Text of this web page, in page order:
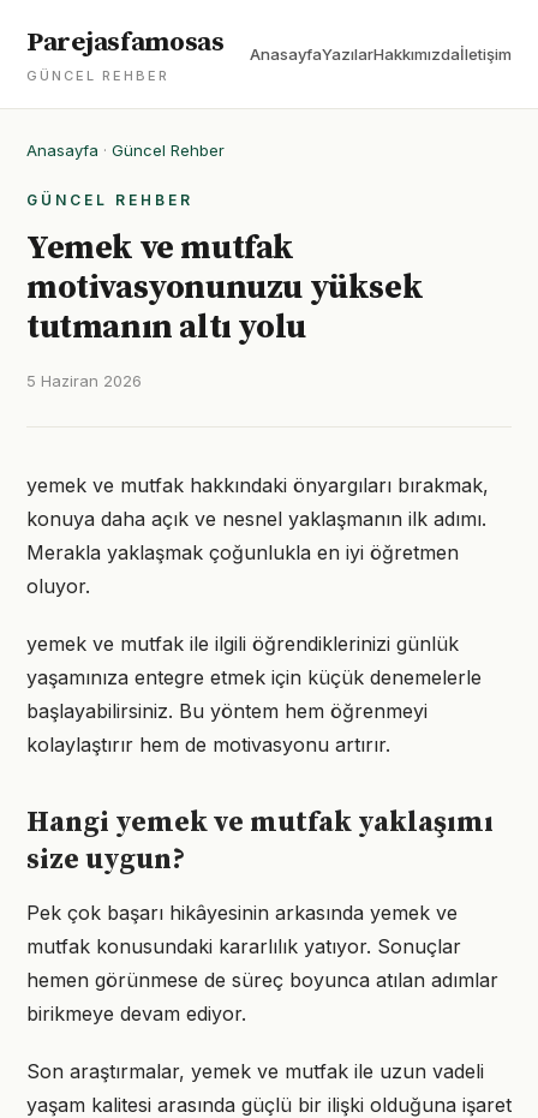
Parejasfamosas
GÜNCEL REHBER
AnasayfaYazılarHakkımızdaİletişim
Anasayfa · Güncel Rehber
GÜNCEL REHBER
Yemek ve mutfak
motivasyonunuzu yüksek
tutmanın altı yolu
5 Haziran 2026
yemek ve mutfak hakkındaki önyargıları bırakmak,
konuya daha açık ve nesnel yaklaşmanın ilk adımı.
Merakla yaklaşmak çoğunlukla en iyi öğretmen
oluyor.
yemek ve mutfak ile ilgili öğrendiklerinizi günlük
yaşamınıza entegre etmek için küçük denemelerle
başlayabilirsiniz. Bu yöntem hem öğrenmeyi
kolaylaştırır hem de motivasyonu artırır.
Hangi yemek ve mutfak yaklaşımı
size uygun?
Pek çok başarı hikâyesinin arkasında yemek ve
mutfak konusundaki kararlılık yatıyor. Sonuçlar
hemen görünmese de süreç boyunca atılan adımlar
birikmeye devam ediyor.
Son araştırmalar, yemek ve mutfak ile uzun vadeli
yaşam kalitesi arasında güçlü bir ilişki olduğuna işaret